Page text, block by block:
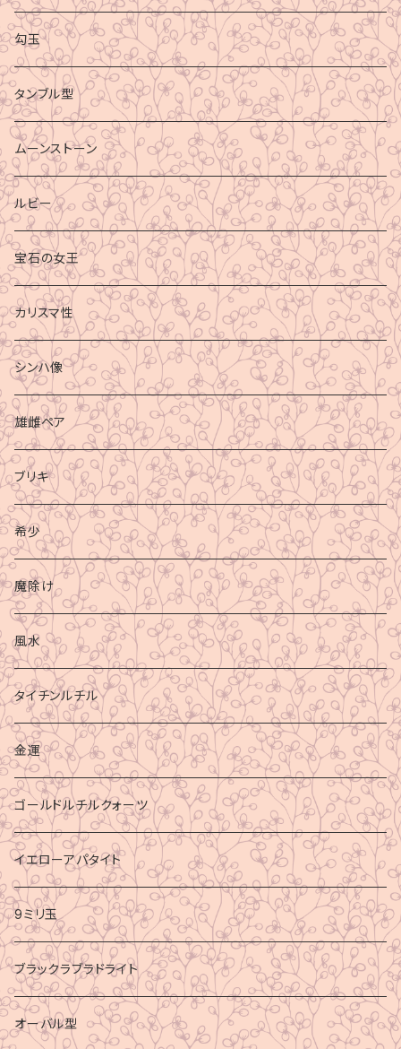
勾玉
タンブル型
ムーンストーン
ルビー
宝石の女王
カリスマ性
シンハ像
雄雌ペア
ブリキ
希少
魔除け
風水
タイチンルチル
金運
ゴールドルチルクォーツ
イエローアパタイト
9ミリ玉
ブラックラブラドライト
オーバル型